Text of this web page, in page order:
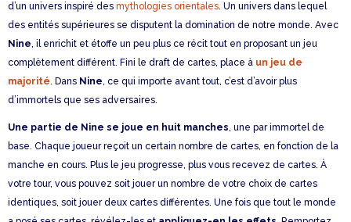
d’un univers inspiré des mythologies orientales. Un univers dans lequel
des entités supérieures se disputent la domination de notre monde. Avec
Nine, il enrichit et étoffe un peu plus ce récit tout en proposant un jeu
complètement différent. Fini le draft de cartes, place à un jeu de
majorité. Dans Nine, ce qui importe avant tout, c’est d’avoir plus
d’immortels que ses adversaires.
Une partie de Nine se joue en huit manches, une par immortel de
base. Chaque joueur reçoit un certain nombre de cartes, en fonction de la
manche en cours. Plus le jeu progresse, plus vous recevez de cartes. À
votre tour, vous pouvez soit jouer un nombre de votre choix de cartes
identiques, soit jouer deux cartes différentes. Une fois que tout le monde